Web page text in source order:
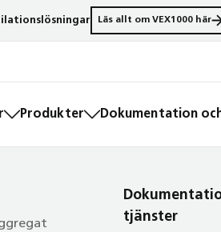
Läs allt om VEX1000 här
Produkter Dokumentation
tjänster